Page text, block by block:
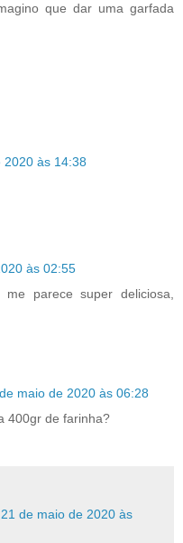
que dar uma garfada
2020 às 14:38
às 02:55
parece super deliciosa,
maio de 2020 às 06:28
400gr de farinha?
21 de maio de 2020 às